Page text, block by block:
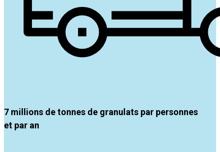
7 millions de tonnes de granulats par personnes
et par an